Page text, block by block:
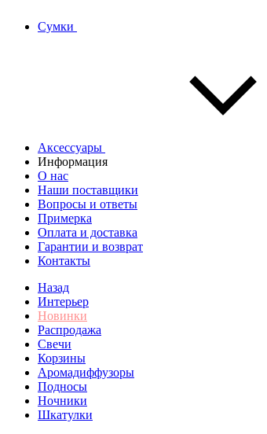
Сумки
Аксессуары
Информация
О нас
Наши поставщики
Вопросы и ответы
Примерка
Оплата и доставка
Гарантии и возврат
Контакты
Назад
Интерьер
Новинки
Распродажа
Свечи
Корзины
Аромадиффузоры
Подносы
Ночники
Шкатулки